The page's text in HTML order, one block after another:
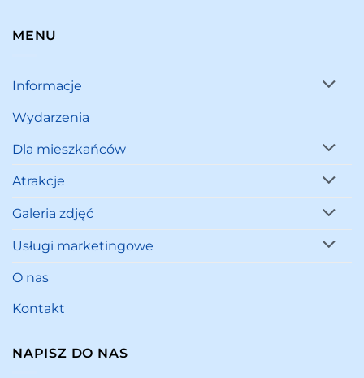
MENU
Informacje
Wydarzenia
Dla mieszkańców
Atrakcje
Galeria zdjęć
Usługi marketingowe
O nas
Kontakt
NAPISZ DO NAS